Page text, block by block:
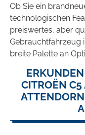
Ob Sie ein
technologischen
preiswertes, aber
Gebrauchtfahrzeug
breite Palette an
CITROËN